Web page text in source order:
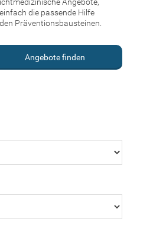
die passende Hilfe
Präventionsbausteinen.